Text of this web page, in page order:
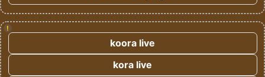
!
koora live
kora live